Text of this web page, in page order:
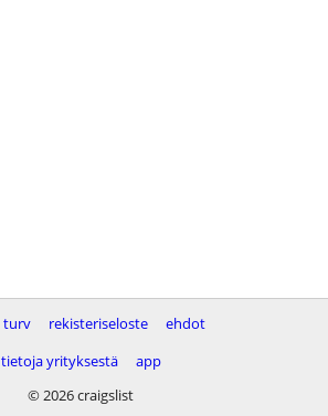
turv rekisteriseloste
ehdot
tietoja yrityksestä
app
© 2026 craigslist